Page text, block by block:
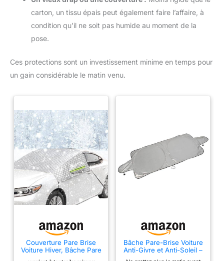
carton, un tissu épais peut également faire l’affaire, à
condition qu’il ne soit pas humide au moment de la
pose.
Ces protections sont un investissement minime en temps pour
un gain considérable le matin venu.
Couverture Pare Brise
Voiture Hiver, Bâche Pare
Bâche Pare-Brise Voiture
Anti-Givre et Anti-Soleil –